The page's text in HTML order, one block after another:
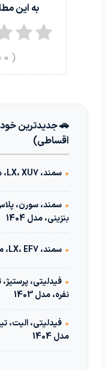
به این
(
0
🚗 جدیدترین
اقساطی)
• سمند، LX، XU7، مدل 1394
•
بنزینی، مدل 1404
• سمند، LX، EF7، مدل 1393
•
نفره، مدل 1403
•
مدل 1404